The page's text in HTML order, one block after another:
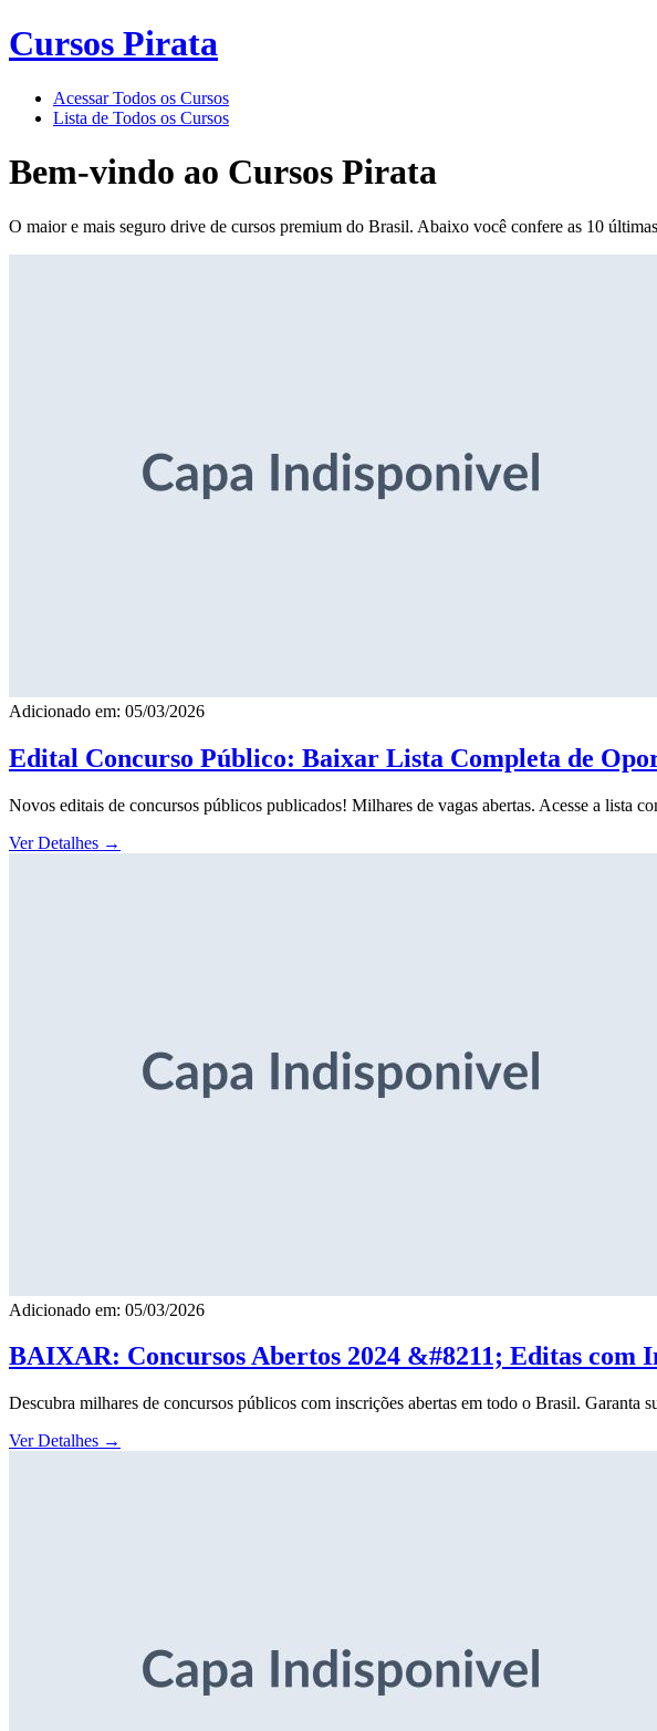
Cursos Pirata
Acessar Todos os Cursos
Lista de Todos os Cursos
Bem-vindo ao Cursos Pirata
O maior e mais seguro drive de cursos premium do Brasil. Abaixo você confere as 10
Adicionado em: 05/03/2026
Edital Concurso Público: Baixar Lista Completa de
Novos editais de concursos públicos publicados! Milhares de vagas abertas. Acesse a lista
Ver Detalhes →
Adicionado em: 05/03/2026
BAIXAR: Concursos Abertos 2024 &#8211; Editas com
Descubra milhares de concursos públicos com inscrições abertas em todo o Brasil. Garanta
Ver Detalhes →